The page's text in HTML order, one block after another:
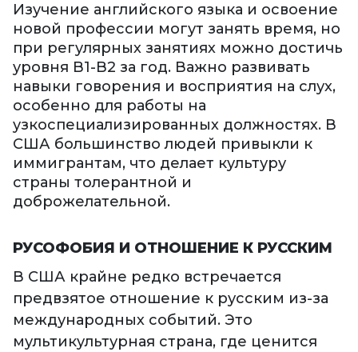
Изучение английского языка и освоение
новой профессии могут занять время, но
при регулярных занятиях можно достичь
уровня B1-B2 за год. Важно развивать
навыки говорения и восприятия на слух,
особенно для работы на
узкоспециализированных должностях. В
США большинство людей привыкли к
иммигрантам, что делает культуру
страны толерантной и
доброжелательной.
РУСОФОБИЯ И ОТНОШЕНИЕ К РУССКИМ
В США крайне редко встречается
предвзятое отношение к русским из-за
международных событий. Это
мультикультурная страна, где ценится